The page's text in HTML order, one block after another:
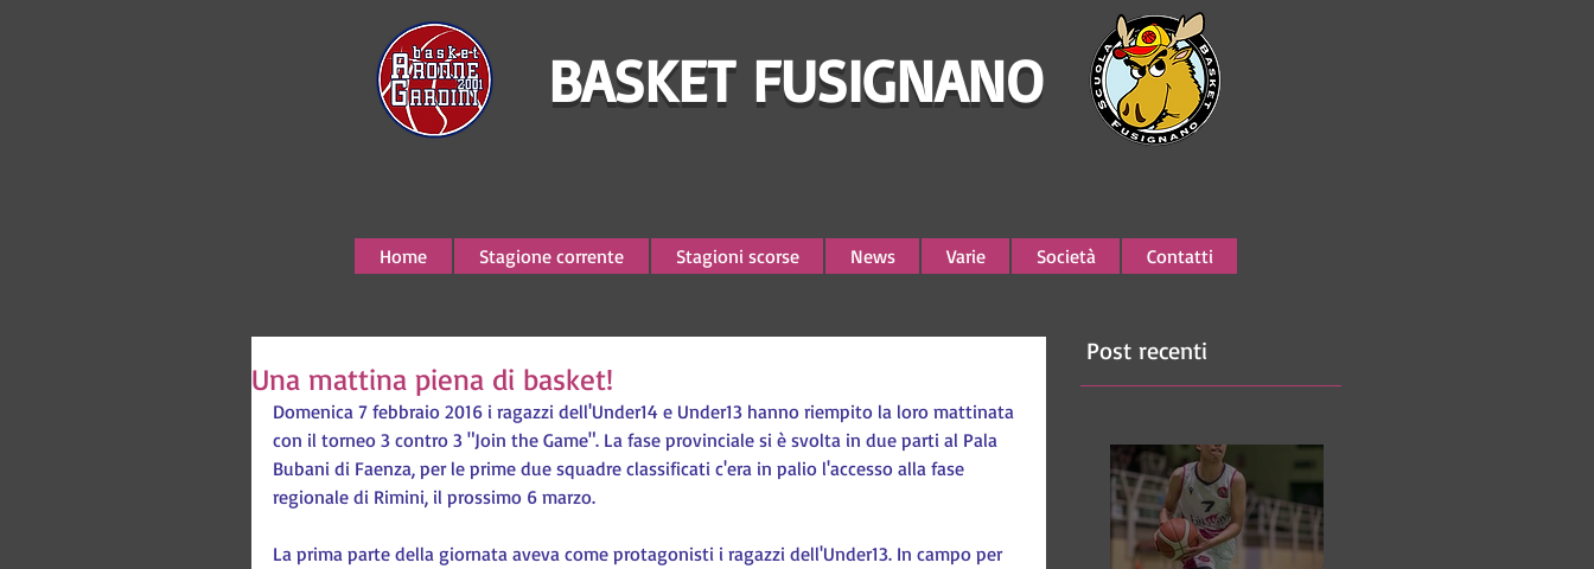
BASKET FUSIGNANO
Home Stagione corrente Stagioni scorse News Varie Società Contatti
Una mattina piena di basket!
Domenica 7 febbraio 2016 i ragazzi dell'Under14 e Under13 hanno riempito la loro mattinata
con il torneo 3 contro 3 "Join the Game". La fase provinciale si è svolta in due parti al Pala
Bubani di Faenza, per le prime due squadre classificati c'era in palio l'accesso alla fase
regionale di Rimini, il prossimo 6 marzo.
La prima parte della giornata aveva come protagonisti i ragazzi dell'Under13. In campo per
Post recenti